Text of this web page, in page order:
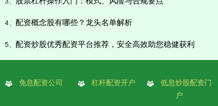
4、 配资概念股有哪些？龙头名单解析
5、 配资炒股优秀配资平台推荐，安全高效助您稳健获利
免息配资公司 杠杆配资开户
低息炒股配资门
户